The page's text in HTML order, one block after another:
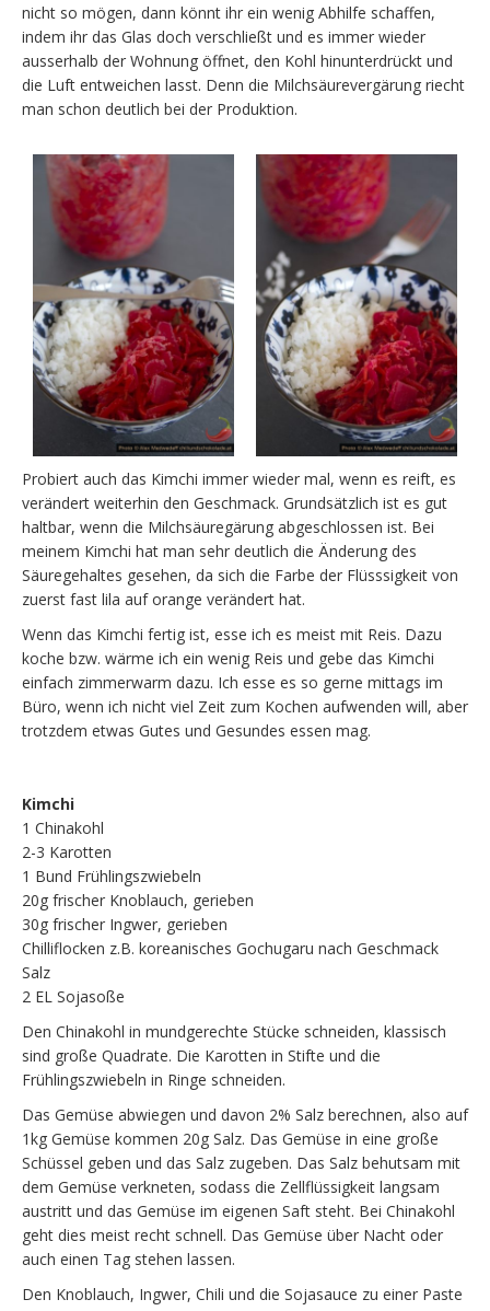
nicht so mögen, dann könnt ihr ein wenig Abhilfe schaffen,
indem ihr das Glas doch verschließt und es immer wieder
ausserhalb der Wohnung öffnet, den Kohl hinunterdrückt und
die Luft entweichen lasst. Denn die Milchsäurevergärung riecht
man schon deutlich bei der Produktion.
Probiert auch das Kimchi immer wieder mal, wenn es reift, es
verändert weiterhin den Geschmack. Grundsätzlich ist es gut
haltbar, wenn die Milchsäuregärung abgeschlossen ist. Bei
meinem Kimchi hat man sehr deutlich die Änderung des
Säuregehaltes gesehen, da sich die Farbe der Flüsssigkeit von
zuerst fast lila auf orange verändert hat.
Wenn das Kimchi fertig ist, esse ich es meist mit Reis. Dazu
koche bzw. wärme ich ein wenig Reis und gebe das Kimchi
einfach zimmerwarm dazu. Ich esse es so gerne mittags im
Büro, wenn ich nicht viel Zeit zum Kochen aufwenden will, aber
trotzdem etwas Gutes und Gesundes essen mag.
Kimchi
1 Chinakohl
2-3 Karotten
1 Bund Frühlingszwiebeln
20g frischer Knoblauch, gerieben
30g frischer Ingwer, gerieben
Chilliflocken z.B. koreanisches Gochugaru nach Geschmack
Salz
2 EL Sojasoße
Den Chinakohl in mundgerechte Stücke schneiden, klassisch
sind große Quadrate. Die Karotten in Stifte und die
Frühlingszwiebeln in Ringe schneiden.
Das Gemüse abwiegen und davon 2% Salz berechnen, also auf
1kg Gemüse kommen 20g Salz. Das Gemüse in eine große
Schüssel geben und das Salz zugeben. Das Salz behutsam mit
dem Gemüse verkneten, sodass die Zellflüssigkeit langsam
austritt und das Gemüse im eigenen Saft steht. Bei Chinakohl
geht dies meist recht schnell. Das Gemüse über Nacht oder
auch einen Tag stehen lassen.
Den Knoblauch, Ingwer, Chili und die Sojasauce zu einer Paste